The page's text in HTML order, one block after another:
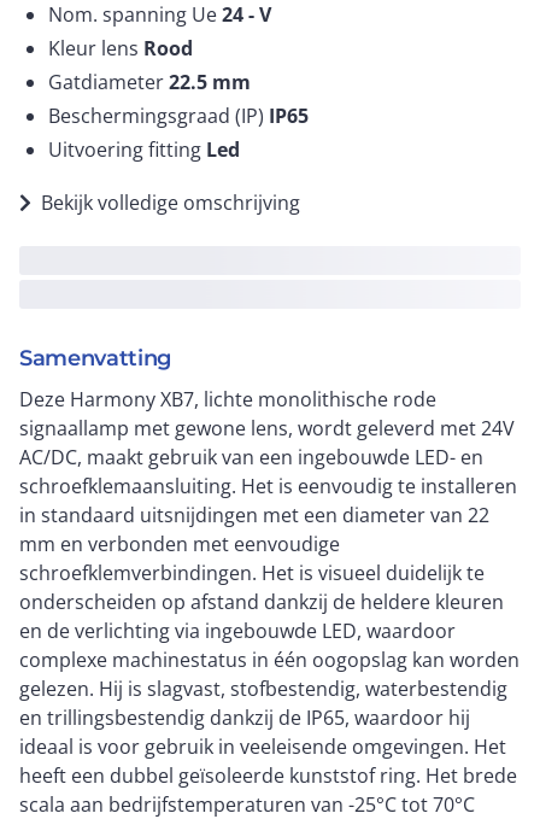
Nom. spanning Ue24 -V
Kleur lens Rood
Gatdiameter22.5 mm
Beschermingsgraad (IP) IP65
Uitvoering fitting Led
Bekijk volledige omschrijving
Samenvatting
Deze Harmony XB7, lichte monolithische rode
signaallamp met gewone lens, wordt geleverd met 24V
AC/DC, maakt gebruik van een ingebouwde LED- en
schroefklemaansluiting. Het is eenvoudig te installeren
in standaard uitsnijdingen met een diameter van 22
mm en verbonden met eenvoudige
schroefklemverbindingen. Het is visueel duidelijk te
onderscheiden op afstand dankzij de heldere kleuren
en de verlichting via ingebouwde LED, waardoor
complexe machinestatus in één oogopslag kan worden
gelezen. Hij is slagvast, stofbestendig, waterbestendig
en trillingsbestendig dankzij de IP65, waardoor hij
ideaal is voor gebruik in veeleisende omgevingen. Het
heeft een dubbel geïsoleerde kunststof ring. Het brede
scala aan bedrijfstemperaturen van -25°C tot 70°C